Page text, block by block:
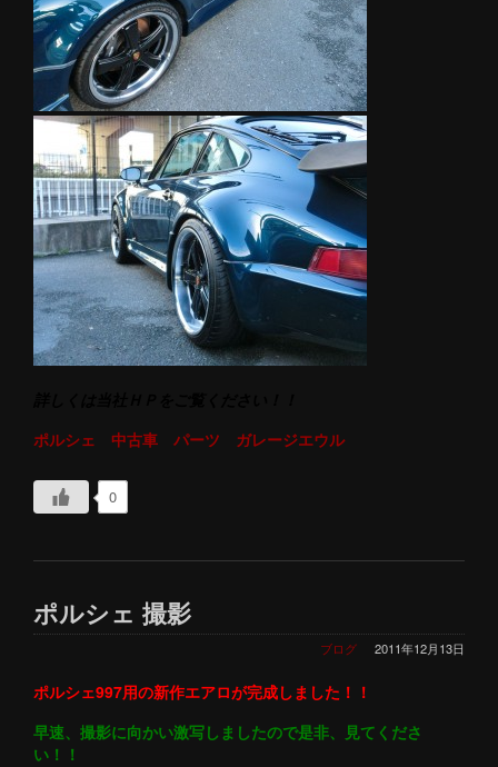
ポルシェ 中古車 パーツ ガレージエウル
0
ポルシェ 撮影
2011年12月13日
ブログ
ポルシェ997用の新作エアロが完成しました！！
早速、撮影に向かい激写しましたので是非、見てくださ
い！！